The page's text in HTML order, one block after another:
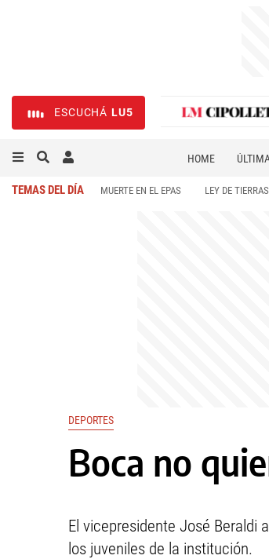
ESCUCHÁ LU5
HOME
TEMAS DEL DÍA MUERTE EN EL EPAS LEY DE TIERRAS
DEPORTES
Boca no
El vicepresidente José Beraldi
los juveniles de la institución.